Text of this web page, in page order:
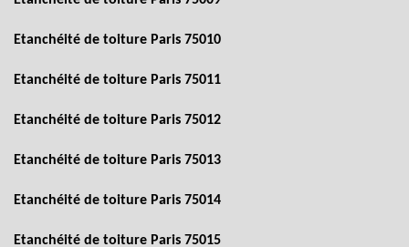
Etanchéité de toiture Paris 75010
Etanchéité de toiture Paris 75011
Etanchéité de toiture Paris 75012
Etanchéité de toiture Paris 75013
Etanchéité de toiture Paris 75014
Etanchéité de toiture Paris 75015